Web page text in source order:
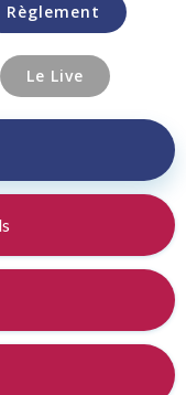
Règlement
Le Live